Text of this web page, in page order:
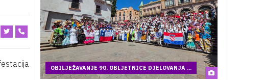
OBILJEŽAVANJE 90. OBLJETNICE DJELOVANJA ...